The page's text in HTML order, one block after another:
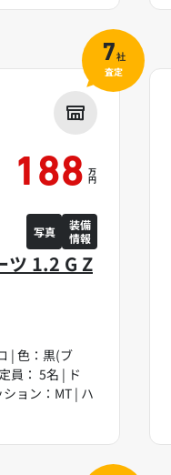
ツ 1.2 G Z
| 色：黒(ブ
員： 5名 | ド
ョン：MT | ハ
188 万
円
写真
装備
情報
7社
査定